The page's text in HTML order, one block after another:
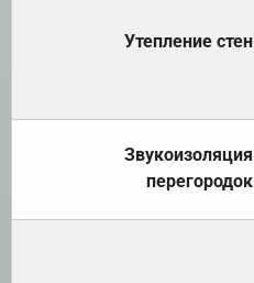
Утепление стен
Звукоизоляция
перегородок